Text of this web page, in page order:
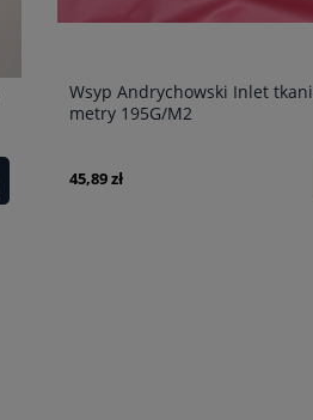
Wsyp Andrychowski Inlet
metry 195G/M2
45,89 zł